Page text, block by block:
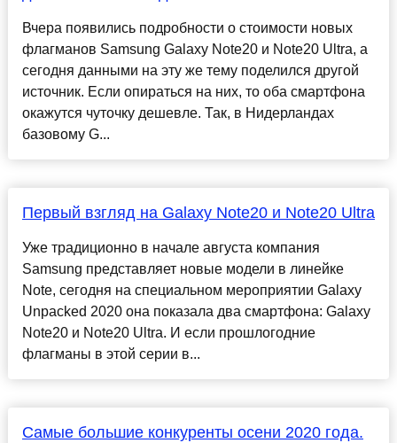
Вчера появились подробности о стоимости новых
флагманов Samsung Galaxy Note20 и Note20 Ultra, а
сегодня данными на эту же тему поделился другой
источник. Если опираться на них, то оба смартфона
окажутся чуточку дешевле. Так, в Нидерландах
базовому G...
Первый взгляд на Galaxy Note20 и Note20 Ultra
Уже традиционно в начале августа компания
Samsung представляет новые модели в линейке
Note, сегодня на специальном мероприятии Galaxy
Unpacked 2020 она показала два смартфона: Galaxy
Note20 и Note20 Ultra. И если прошлогодние
флагманы в этой серии в...
Самые большие конкуренты осени 2020 года.